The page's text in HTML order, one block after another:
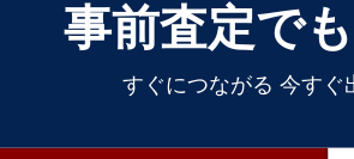
事前査定で
すぐにつながる 今すぐ